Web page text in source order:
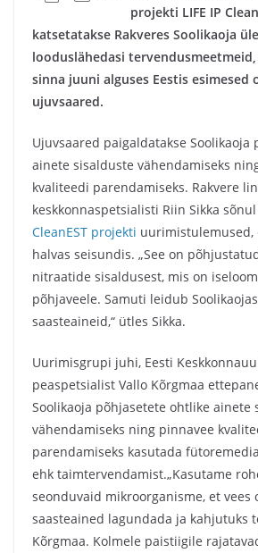
projekti LIFE IP
katsetatakse Rakveres Soolikaoja
looduslähedasi
sinna juuni alguses Eestis esimesed
ujuvsaared.
Ujuvsaared paigaldatakse Soolikaoja
ainete sisalduste vähendamiseks
kvaliteedi parendamiseks. Rakvere
keskkonnaspetsialisti Riin Sikka
CleanEST projekti uurimistulemused,
halvas seisundis. „See on
nitraatide sisaldusest, mis on
põhjaveele. Samuti leidub
saasteaineid,“ ütles Sikka.
Uurimisgrupi juhi, Eesti
peaspetsialist Vallo Kõrgmaa
Soolikaoja põhjasetete ohtlike ainete
vähendamiseks ning pinnavee
parendamiseks kasutada
ehk taimtervendamist.„Kasutame
seonduvaid mikroorganisme, et vees
saasteained lagundada ja kahjutuks
Kõrgmaa. Kolmele paistiigile